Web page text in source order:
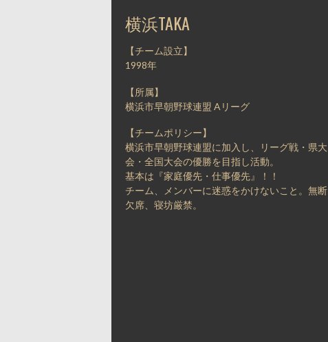
横浜TAKA
【チーム設立】
1998年
【所属】
横浜市早朝野球連盟 Aリーグ
【チームポリシー】
横浜市早朝野球連盟に加入し、リーグ戦・県大
会・全国大会の優勝を目指し活動。
基本は『家庭優先・仕事優先』！！
チーム、メンバーに迷惑をかけないこと。無断
欠席、寝坊厳禁。